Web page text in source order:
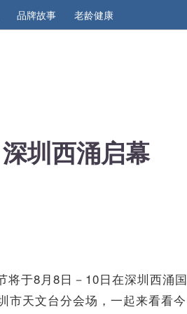
品牌故事 老龄健康
圳西涌启幕
将于8月8日－10日在深圳西涌国
市天文台分会场，一起来看看今